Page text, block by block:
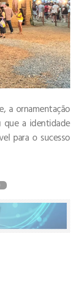
a ornamentação
que a identidade
para o sucesso